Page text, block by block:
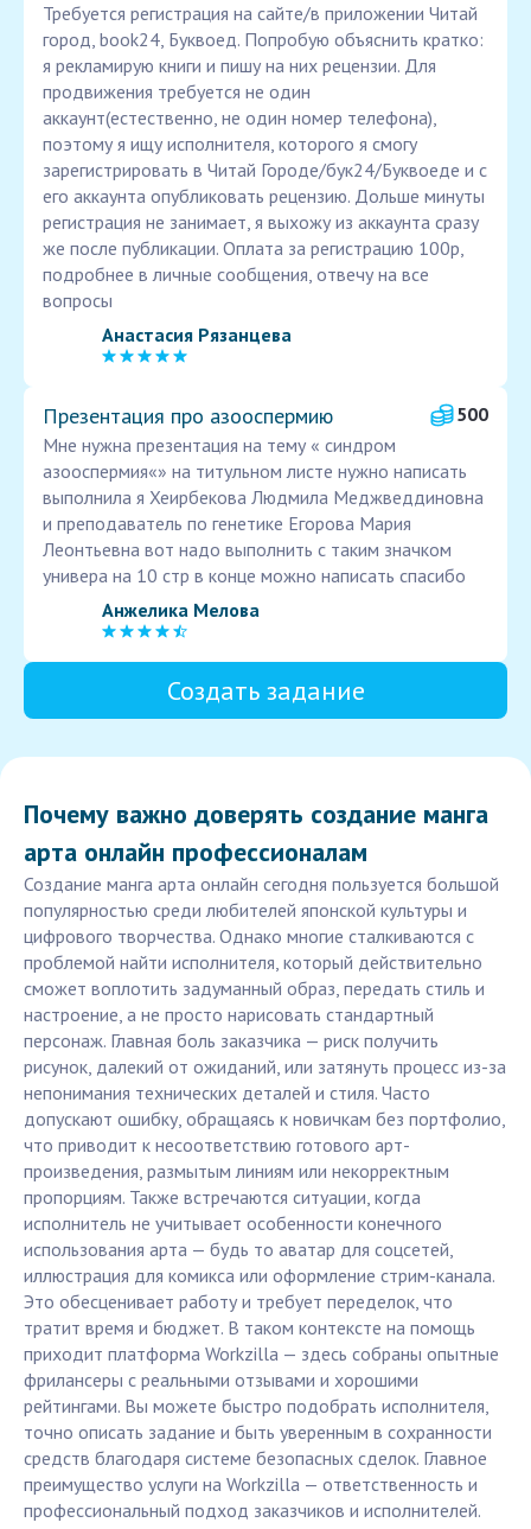
Требуется регистрация на сайте/в приложении Читай
город, book24, Буквоед. Попробую объяснить кратко:
я рекламирую книги и пишу на них рецензии. Для
продвижения требуется не один
аккаунт(естественно, не один номер телефона),
поэтому я ищу исполнителя, которого я смогу
зарегистрировать в Читай Городе/бук24/Буквоеде и с
его аккаунта опубликовать рецензию. Дольше минуты
регистрация не занимает, я выхожу из аккаунта сразу
же после публикации. Оплата за регистрацию 100р,
подробнее в личные сообщения, отвечу на все
вопросы
Анастасия Рязанцева
Презентация про азооспермию
500
Мне нужна презентация на тему « синдром
азооспермия«» на титульном листе нужно написать
выполнила я Хеирбекова Людмила Меджведдиновна
и преподаватель по генетике Егорова Мария
Леонтьевна вот надо выполнить с таким значком
универа на 10 стр в конце можно написать спасибо
Анжелика Мелова
Создать задание
Почему важно доверять создание манга
арта онлайн профессионалам
Создание манга арта онлайн сегодня пользуется большой
популярностью среди любителей японской культуры и
цифрового творчества. Однако многие сталкиваются с
проблемой найти исполнителя, который действительно
сможет воплотить задуманный образ, передать стиль и
настроение, а не просто нарисовать стандартный
персонаж. Главная боль заказчика — риск получить
рисунок, далекий от ожиданий, или затянуть процесс из-за
непонимания технических деталей и стиля. Часто
допускают ошибку, обращаясь к новичкам без портфолио,
что приводит к несоответствию готового арт-
произведения, размытым линиям или некорректным
пропорциям. Также встречаются ситуации, когда
исполнитель не учитывает особенности конечного
использования арта — будь то аватар для соцсетей,
иллюстрация для комикса или оформление стрим-канала.
Это обесценивает работу и требует переделок, что
тратит время и бюджет. В таком контексте на помощь
приходит платформа Workzilla — здесь собраны опытные
фрилансеры с реальными отзывами и хорошими
рейтингами. Вы можете быстро подобрать исполнителя,
точно описать задание и быть уверенным в сохранности
средств благодаря системе безопасных сделок. Главное
преимущество услуги на Workzilla — ответственность и
профессиональный подход заказчиков и исполнителей.